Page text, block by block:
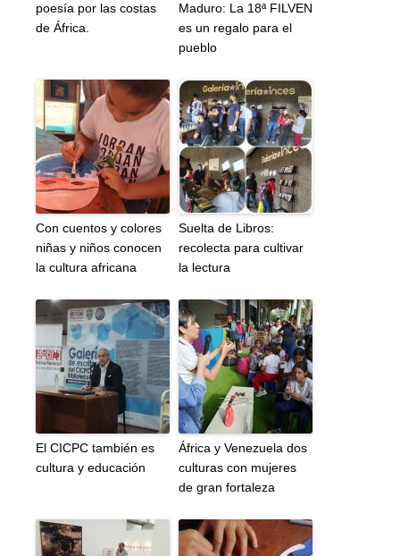
poesía por las costas
de África.
Maduro: La 18ª FILVEN
es un regalo para el
pueblo
Con cuentos y colores
niñas y niños conocen
la cultura africana
Suelta de Libros:
recolecta para cultivar
la lectura
El CICPC también es
cultura y educación
África y Venezuela dos
culturas con mujeres
de gran fortaleza